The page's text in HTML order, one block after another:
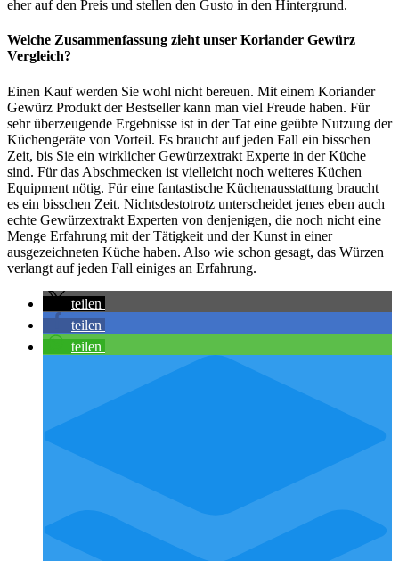
eher auf den Preis und stellen den Gusto in den Hintergrund.
Welche Zusammenfassung zieht unser Koriander Gewürz
Vergleich?
Einen Kauf werden Sie wohl nicht bereuen. Mit einem Koriander
Gewürz Produkt der Bestseller kann man viel Freude haben. Für
sehr überzeugende Ergebnisse ist in der Tat eine geübte Nutzung der
Küchengeräte von Vorteil. Es braucht auf jeden Fall ein bisschen
Zeit, bis Sie ein wirklicher Gewürzextrakt Experte in der Küche
sind. Für das Abschmecken ist vielleicht noch weiteres Küchen
Equipment nötig. Für eine fantastische Küchenausstattung braucht
es ein bisschen Zeit. Nichtsdestotrotz unterscheidet jenes eben auch
echte Gewürzextrakt Experten von denjenigen, die noch nicht eine
Menge Erfahrung mit der Tätigkeit und der Kunst in einer
ausgezeichneten Küche haben. Also wie schon gesagt, das Würzen
verlangt auf jeden Fall einiges an Erfahrung.
teilen
teilen
teilen